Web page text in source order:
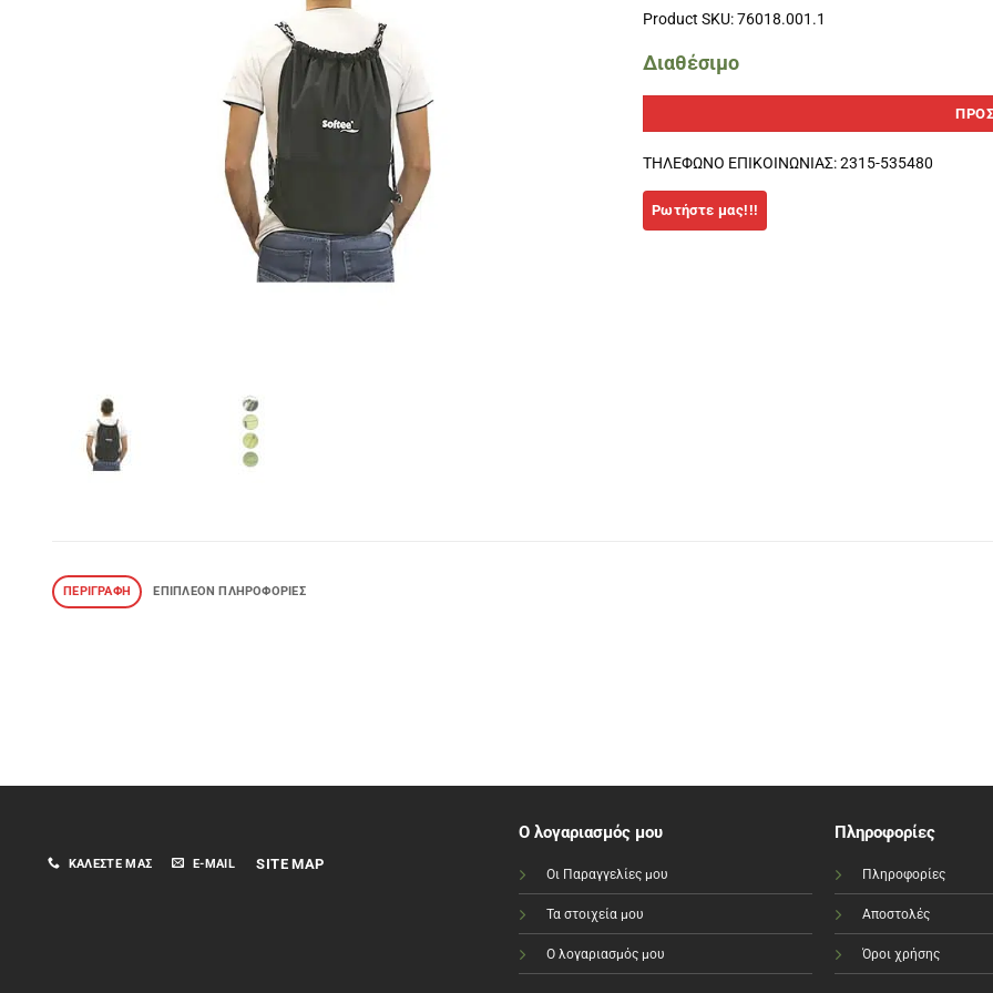
Product SKU: 76018.001.1
Διαθέσιμο
ΤΗΛΕΦΩΝΟ ΕΠΙΚΟΙΝΩΝΙΑΣ: 2315-535480
ΠΕΡΙΓΡΑΦΉ ΕΠΙΠΛΈΟΝ ΠΛΗΡΟΦΟΡΊΕΣ
ΚΑΛΈΣΤΕ ΜΑΣ E-MAIL SITE MAP
Ο λογαριασμός μου
Οι Παραγγελίες μου
Τα στοιχεία μου
Ο λογαριασμός μου
Πληροφορίες
Πληροφορίες
Αποστολές
Όροι χρήσης